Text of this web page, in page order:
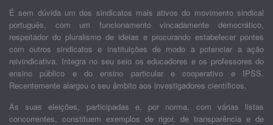
É sem dúvida um dos sindicatos mais ativos do movimento sindical
português, com um funcionamento vincadamente democrático,
respeitador do pluralismo de ideias e procurando estabelecer pontes
com outros sindicatos e instituições de modo a potenciar a ação
reivindicativa. Integra no seu seio os educadores e os professores do
ensino público e do ensino particular e cooperativo e IPSS.
Recentemente alargou o seu âmbito aos investigadores científicos.
As suas eleições, participadas e, por norma, com várias listas
concorrentes, constituem exemplos de rigor, de transparência e de